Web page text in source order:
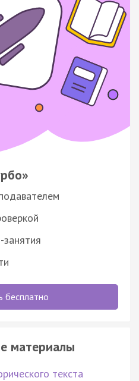
бесплатно
материалы
текста